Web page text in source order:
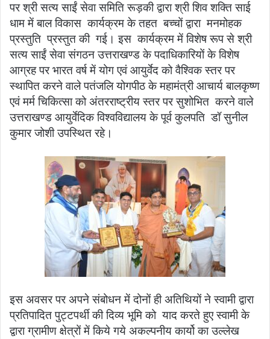
पर श्री सत्य साईं सेवा समिति रूड़की द्वारा श्री शिव शक्ति साई
धाम में बाल विकास कार्यक्रम के तहत बच्चों द्वारा मनमोहक
प्रस्तुति प्रस्तुत की गई। इस कार्यक्रम में विशेष रूप से श्री
सत्य साईं सेवा संगठन उत्तराखण्ड के पदाधिकारियों के विशेष
आग्रह पर भारत वर्ष में योग एवं आयुर्वेद को वैश्विक स्तर पर
स्थापित करने वाले पतंजलि योगपीठ के महामंत्री आचार्य बालकृष्ण
एवं मर्म चिकित्सा को अंतरराष्ट्रीय स्तर पर सुशोभित करने वाले
उत्तराखण्ड आयुर्वेदिक विश्वविद्यालय के पूर्व कुलपति डॉ सुनील
कुमार जोशी उपस्थित रहे।
इस अवसर पर अपने संबोधन में दोनों ही अतिथियों ने स्वामी द्वारा
प्रतिपादित पुट्टपर्थी की दिव्य भूमि को याद करते हुए स्वामी के
द्वारा ग्रामीण क्षेत्रों में किये गये अकल्पनीय कार्यो का उल्लेख